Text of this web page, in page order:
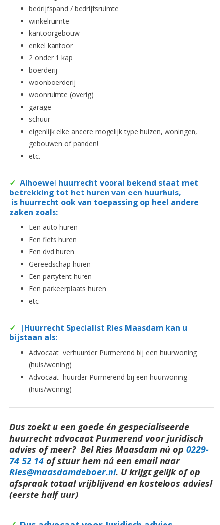
bedrijfspand / bedrijfsruimte
winkelruimte
kantoorgebouw
enkel kantoor
2 onder 1 kap
boerderij
woonboerderij
woonruimte (overig)
garage
schuur
eigenlijk elke andere mogelijk type huizen, woningen,
gebouwen of panden!
etc.
✓ Alhoewel huurrecht vooral bekend staat met
betrekking tot het huren van een huurhuis,
is huurrecht ook van toepassing op heel andere
zaken zoals:
Een auto huren
Een fiets huren
Een dvd huren
Gereedschap huren
Een partytent huren
Een parkeerplaats huren
etc
✓ |Huurrecht Specialist Ries Maasdam kan u
bijstaan als:
Advocaat verhuurder Purmerend bij een huurwoning
(huis/woning)
Advocaat huurder Purmerend bij een huurwoning
(huis/woning)
Dus zoekt u een goede én gespecialiseerde
huurrecht advocaat Purmerend voor juridisch
advies of meer? Bel Ries Maasdam nú op 0229-
74 52 14 of stuur hem nú een email naar
Ries@maasdamdeboer.nl. U krijgt gelijk of op
afspraak totaal vrijblijvend en kosteloos advies!
(eerste half uur)